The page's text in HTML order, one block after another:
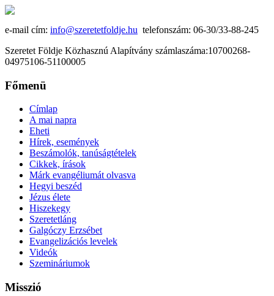
e-mail cím: info@szeretetfoldje.hu telefonszám: 06-30/33-88-245
Szeretet Földje Közhasznú Alapítvány számlaszáma:10700268-
04975106-51100005
Főmenü
Címlap
A mai napra
Eheti
Hírek, események
Beszámolók, tanúságtételek
Cikkek, írások
Márk evangéliumát olvasva
Hegyi beszéd
Jézus élete
Hiszekegy
Szeretetláng
Galgóczy Erzsébet
Evangelizációs levelek
Videók
Szemináriumok
Misszió